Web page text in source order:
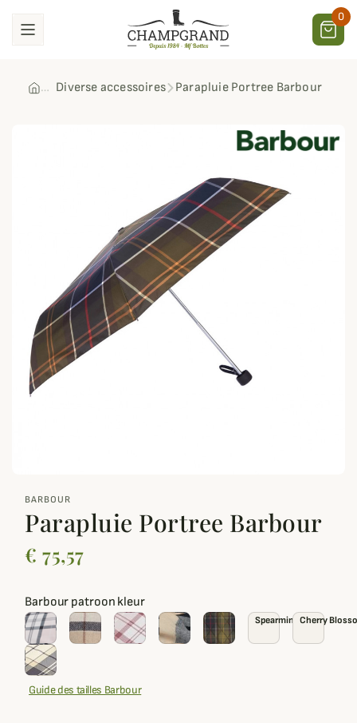
0
Diverse accessoires Parapluie Portree Barbour
BARBOUR
Parapluie Portree Barbour
€ 75,57
Barbour patroon kleur
Spearmint Cherry
Guide des tailles Barbour